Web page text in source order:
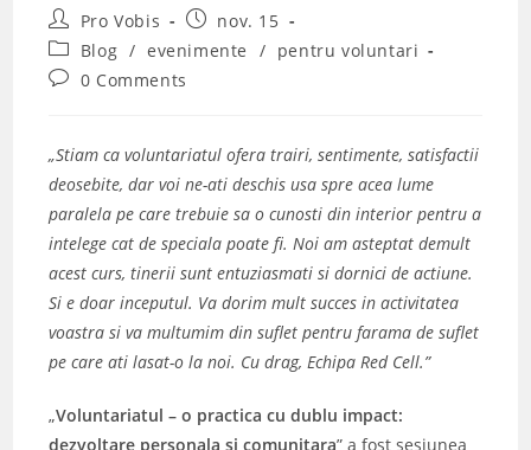
Post
author:
Pro Vobis
Post
published:
nov. 15
Post
category:
Blog / evenimente / pentru voluntari
Post0 Comments
„Stiam ca voluntariatul ofera trairi, sentimente, satisfactii
deosebite, dar voi ne-ati deschis usa spre acea lume
paralela pe care trebuie sa o cunosti din interior pentru a
intelege cat de speciala poate fi. Noi am asteptat demult
acest curs, tinerii sunt entuziasmati si dornici de actiune.
Si e doar inceputul. Va dorim mult succes in activitatea
voastra si va multumim din suflet pentru farama de suflet
pe care ati lasat-o la noi. Cu drag, Echipa Red Cell.”
„Voluntariatul – o practica cu dublu impact:
dezvoltare personala si comunitara” a fost sesiunea